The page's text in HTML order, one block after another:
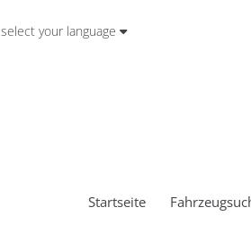
select your language
Startseite